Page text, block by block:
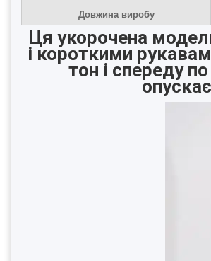
Довжина виробу
Ця укорочена
і короткими
тон і спереду